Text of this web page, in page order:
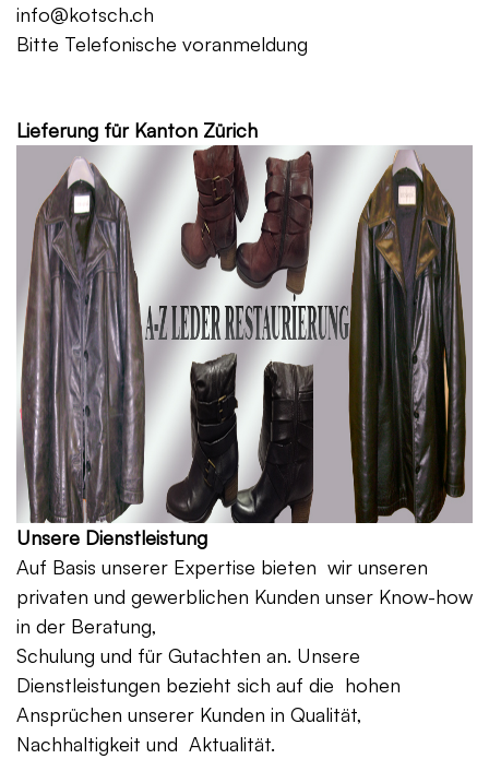
info@kotsch.ch
Bitte Telefonische voranmeldung
Lieferung für Kanton Zürich
Unsere Dienstleistung
Auf Basis unserer Expertise bieten wir unseren
privaten und gewerblichen Kunden unser Know-how
in der Beratung,
Schulung und für Gutachten an. Unsere
Dienstleistungen bezieht sich auf die hohen
Ansprüchen unserer Kunden in Qualität,
Nachhaltigkeit und Aktualität.